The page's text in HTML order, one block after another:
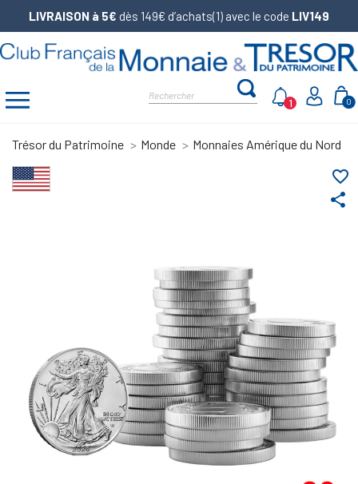
LIVRAISON à 5€ dès 149€ d’achats(1) avec le code LIV149
0
1
Trésor du Patrimoine Monde Monnaies Amérique du Nord
share
favorite_border